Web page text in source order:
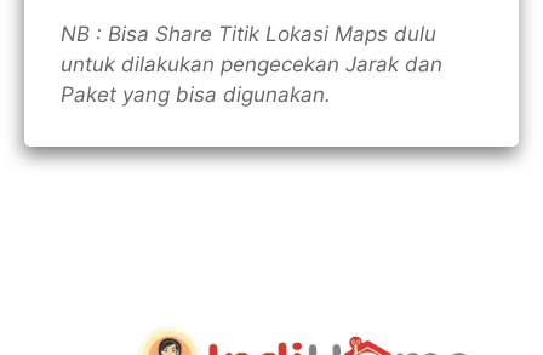
NB : Bisa Share Titik Lokasi Maps dulu
untuk dilakukan pengecekan Jarak dan
Paket yang bisa digunakan.